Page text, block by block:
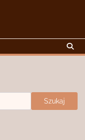
Szukaj